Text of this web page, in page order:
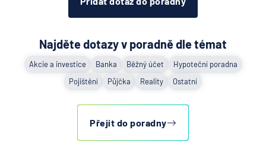
Najděte dotazy v poradně dle témat
Akcie a investice Banka Běžný účet
Hypoteční poradna
Pojištění
Půjčka Reality Ostatní
Přejít do poradny